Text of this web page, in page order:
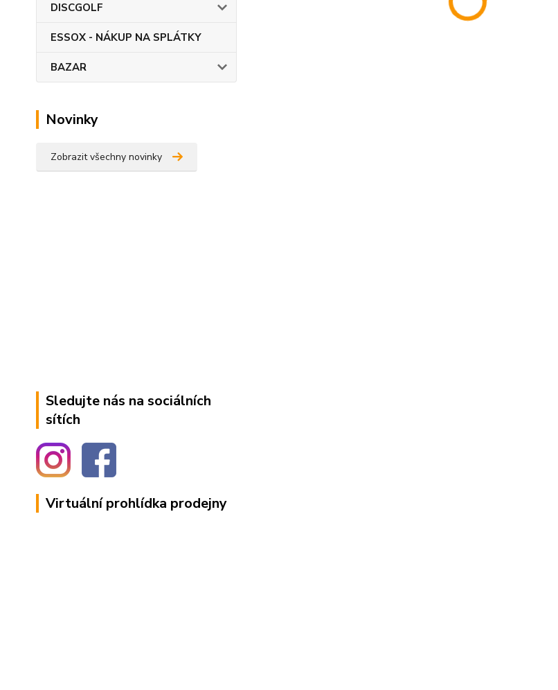
DISCGOLF
ESSOX - NÁKUP NA SPLÁTKY
BAZAR
Novinky
Zobrazit všechny novinky
Sledujte nás na sociálních
sítích
Virtuální prohlídka prodejny